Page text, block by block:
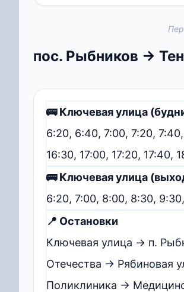
пос. Рыбников →
🚌 Ключевая улица
6:20, 6:40, 7:00, 7:20,
16:30, 17:00, 17:20, 17:40,
🚌 Ключевая улица
6:20, 7:00, 8:00, 8:30,
📍 Остановки
Ключевая улица → п.
Отечества → Рябиновая
Поликлиника →